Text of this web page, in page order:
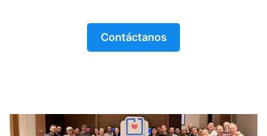
Contáctanos